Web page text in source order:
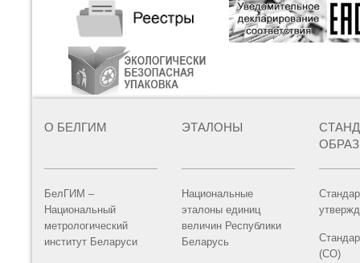
О БЕЛГИМ
БелГИМ –
Национальный
метрологический
институт Беларуси
ЭТАЛОНЫ
Национальные
эталоны единиц
величин Республики
Беларусь
(СО)